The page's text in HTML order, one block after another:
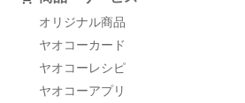
オリジナル商品
ヤオコーカード
ヤオコーレシピ
ヤオコーアプリ